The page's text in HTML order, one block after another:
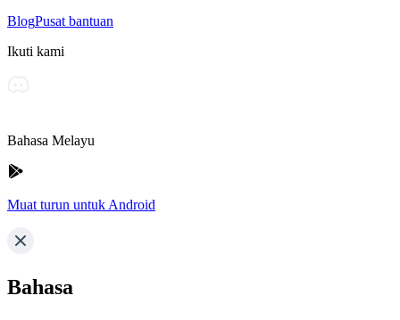
BlogPusat bantuan
Ikuti kami
Bahasa Melayu
Muat turun untuk Android
Bahasa